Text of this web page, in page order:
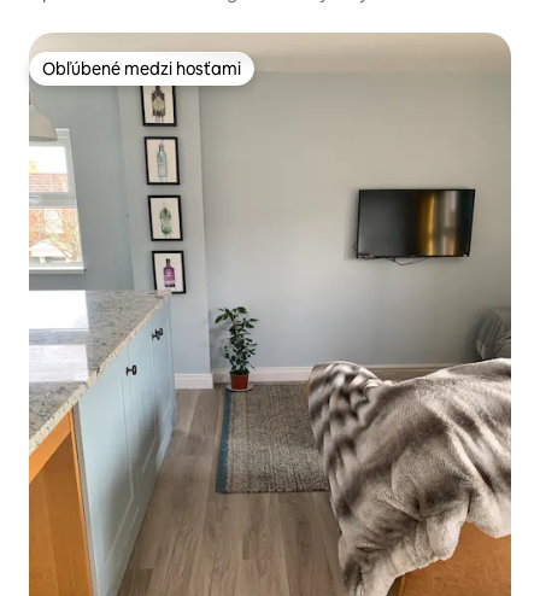
Obľúbené medzi hosťami
Obľúbené medzi hosťami